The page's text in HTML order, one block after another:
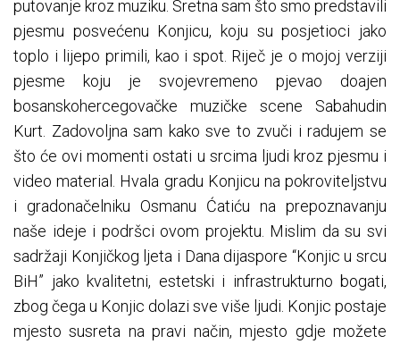
putovanje kroz muziku. Sretna sam što smo predstavili
pjesmu posvećenu Konjicu, koju su posjetioci jako
toplo i lijepo primili, kao i spot. Riječ je o mojoj verziji
pjesme koju je svojevremeno pjevao doajen
bosanskohercegovačke muzičke scene Sabahudin
Kurt. Zadovoljna sam kako sve to zvuči i radujem se
što će ovi momenti ostati u srcima ljudi kroz pjesmu i
video material. Hvala gradu Konjicu na pokroviteljstvu
i gradonačelniku Osmanu Ćatiću na prepoznavanju
naše ideje i podršci ovom projektu. Mislim da su svi
sadržaji Konjičkog ljeta i Dana dijaspore “Konjic u srcu
BiH” jako kvalitetni, estetski i infrastrukturno bogati,
zbog čega u Konjic dolazi sve više ljudi. Konjic postaje
mjesto susreta na pravi način, mjesto gdje možete